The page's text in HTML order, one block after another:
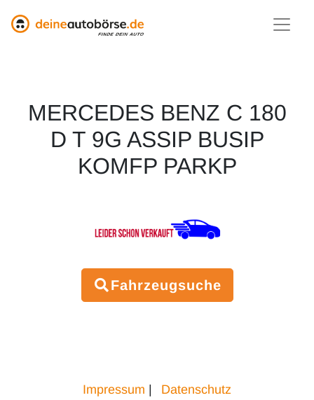
MERCEDES BENZ C 180
D T 9G ASSIP BUSIP
KOMFP PARKP
Fahrzeugsuche
Impressum Datenschutz